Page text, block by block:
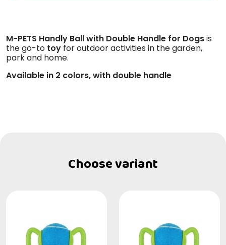
M-PETS Handly Ball with Double Handle for Dogsis
the go-to toy for outdoor activities in the garden,
park and home.
Available in 2 colors, with double handle
Choose variant